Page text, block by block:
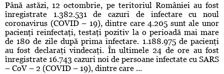
Până astăzi, 12 octombrie, pe teritoriul României au fost
înregistrate 1.382.531 de cazuri de infectare cu noul
coronavirus (COVID – 19), dintre care 4.205 sunt ale unor
pacienţi reinfectaţi, testaţi pozitiv la o perioadă mai mare
de 180 de zile după prima infectare. 1.188.975 de pacienţi
au fost declaraţi vindecaţi. În ultimele 24 de ore au fost
înregistrate 16.743 cazuri noi de persoane infectate cu SARS
– CoV – 2 (COVID – 19), dintre care ...